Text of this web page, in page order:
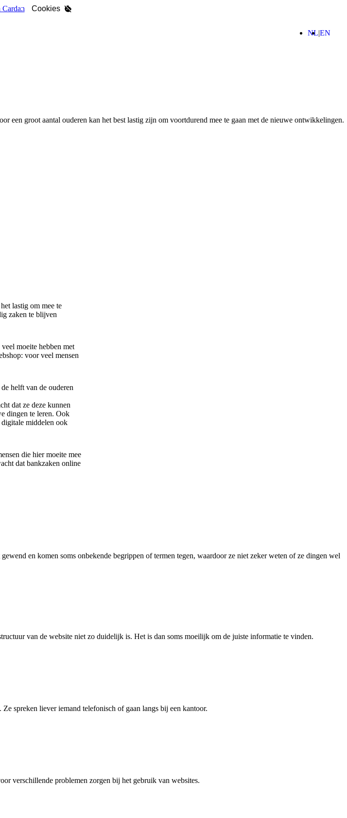
Cookies
zoekenNL EN
een groot aantal ouderen kan het best lastig zijn om voortdurend mee te gaan met de nieuwe ontwikkelingen.
lastig om mee te
zaken te blijven
moeite hebben met
voor veel mensen
helft van de ouderen
dat ze deze kunnen
dingen te leren. Ook
middelen ook
die hier moeite mee
dat bankzaken online
en komen soms onbekende begrippen of termen tegen, waardoor ze niet zeker weten of ze dingen wel
van de website niet zo duidelijk is. Het is dan soms moeilijk om de juiste informatie te vinden.
spreken liever iemand telefonisch of gaan langs bij een kantoor.
verschillende problemen zorgen bij het gebruik van websites.